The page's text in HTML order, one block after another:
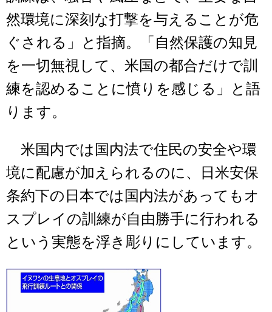
然環境に深刻な打撃を与えることが危
ぐされる」と指摘。「自然保護の知見
を一切無視して、米国の都合だけで訓
練を認めることに憤りを感じる」と語
ります。
米国内では国内法で住民の安全や環
境に配慮が加えられるのに、日米安保
条約下の日本では国内法があってもオ
スプレイの訓練が自由勝手に行われる
という実態を浮き彫りにしています。